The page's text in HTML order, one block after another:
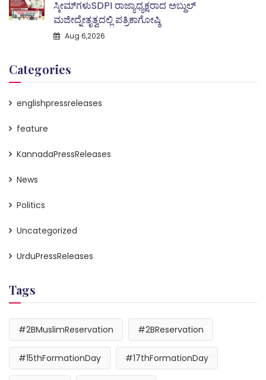
ಸ್ಕೀಮ್‌ಗಳುSDPI ರಾಜ್ಯಾಧ್ಯಕ್ಷರಾದ ಅಬ್ದುಲ್
ಮಜೀದ್ನೇತೃತ್ವದಲ್ಲಿ ಪತ್ರಿಕಾಗೋಷ್ಠಿ
Aug 6,2026
Categories
englishpressreleases
feature
KannadaPressReleases
News
Politics
Uncategorized
UrduPressReleases
Tags
#2BMuslimReservation #2BReservation
#15thFormationDay #17thFormationDay